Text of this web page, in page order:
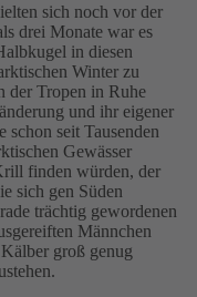
sich noch vor der
drei Monate war es
in diesen
Winter zu
der Tropen in Ruhe
und ihr eigener
seit Tausenden
Gewässer
finden würden, der
sich gen Süden
trächtig gewordenen
Männchen
groß genug